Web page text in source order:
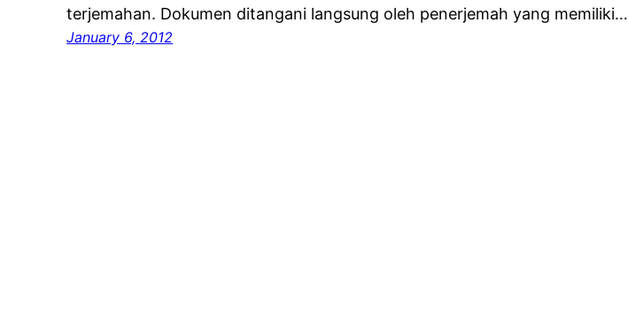
terjemahan. Dokumen ditangani langsung oleh penerjemah yang memiliki…
January 6, 2012